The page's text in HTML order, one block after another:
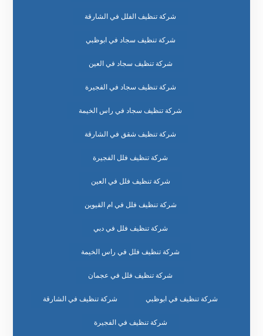
شركة تنظيف الفلل في الشارقة
شركة تنظيف سجاد في ابوظبي
شركة تنظيف سجاد في العين
شركة تنظيف سجاد في الفجيرة
شركة تنظيف سجاد في راس الخيمة
شركة تنظيف شقق في الشارقة
شركة تنظيف فلل الفجيرة
شركة تنظيف فلل في العين
شركة تنظيف فلل في ام القيوين
شركة تنظيف فلل في دبي
شركة تنظيف فلل في راس الخيمة
شركة تنظيف فلل في عجمان
شركة تنظيف في ابوظبي شركة تنظيف في الشارقة
شركة تنظيف في الفجيرة